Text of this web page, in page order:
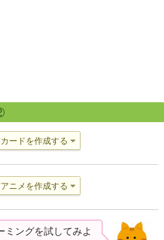
ードを作成する
ニメを作成する
ミングを試してみよ